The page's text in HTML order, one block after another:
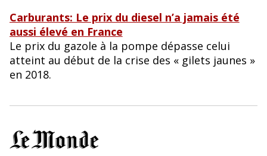
Carburants: Le prix du diesel n’a jamais été
aussi élevé en France
Le prix du gazole à la pompe dépasse celui
atteint au début de la crise des « gilets jaunes »
en 2018.